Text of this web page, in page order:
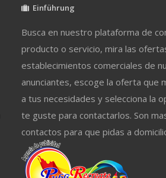
Einführung
Busca en nuestro plataforma de
producto o servicio, mira las
establecimientos comerciales de
anunciantes, escoge la oferta que
a tus necesidades y selecciona la
te guste para contactarlos. Son
contactos para que pidas a